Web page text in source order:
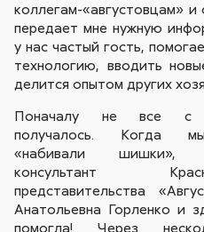
коллегам-«августовцам» и
передает мне нужную
у нас частый гость,
технологию, вводить
делится опытом других
Поначалу не все с
получалось. Когда
«набивали шишки»,
консультант
представительства
Анатольевна Горленко и
помогла! Через